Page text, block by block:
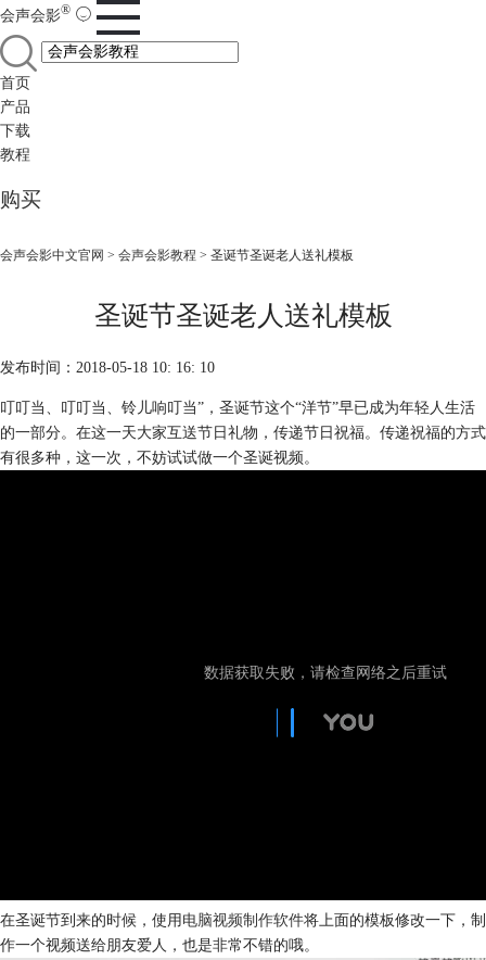
会声会影®
首页
产品
下载
教程
购买
会声会影中文官网 > 会声会影教程 > 圣诞节圣诞老人送礼模板
圣诞节圣诞老人送礼模板
发布时间：2018-05-18 10: 16: 10
叮叮当、叮叮当、铃儿响叮当”，圣诞节这个“洋节”早已成为年轻人生活
的一部分。在这一天大家互送节日礼物，传递节日祝福。传递祝福的方式
有很多种，这一次，不妨试试做一个圣诞视频。
在圣诞节到来的时候，使用电脑视频制作软件将上面的模板修改一下，制
作一个视频送给朋友爱人，也是非常不错的哦。